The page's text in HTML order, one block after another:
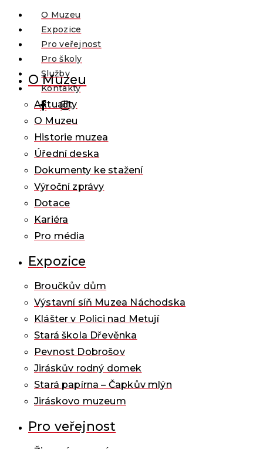
O Muzeu
Expozice
Pro veřejnost
Pro školy
Služby
Kontakty
O Muzeu
Aktuality
O Muzeu
Historie muzea
Úřední deska
Dokumenty ke stažení
Výroční zprávy
Dotace
Kariéra
Pro média
Expozice
Broučkův dům
Výstavní síň Muzea Náchodska
Klášter v Polici nad Metují
Stará škola Dřevěnka
Pevnost Dobrošov
Jiráskův rodný domek
Stará papírna – Čapkův mlýn
Jiráskovo muzeum
Pro veřejnost